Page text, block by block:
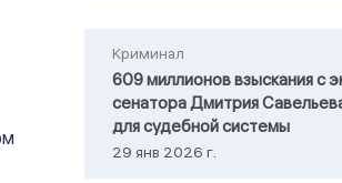
Криминал
609 миллионов взыскания с
сенатора Дмитрия
для судебной системы
29 янв 2026 г.